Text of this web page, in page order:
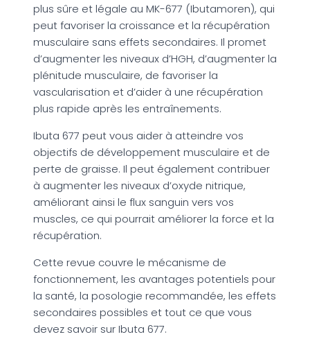
plus sûre et légale au MK-677 (Ibutamoren), qui
peut favoriser la croissance et la récupération
musculaire sans effets secondaires. Il promet
d’augmenter les niveaux d’HGH, d’augmenter la
plénitude musculaire, de favoriser la
vascularisation et d’aider à une récupération
plus rapide après les entraînements.
Ibuta 677 peut vous aider à atteindre vos
objectifs de développement musculaire et de
perte de graisse. Il peut également contribuer
à augmenter les niveaux d’oxyde nitrique,
améliorant ainsi le flux sanguin vers vos
muscles, ce qui pourrait améliorer la force et la
récupération.
Cette revue couvre le mécanisme de
fonctionnement, les avantages potentiels pour
la santé, la posologie recommandée, les effets
secondaires possibles et tout ce que vous
devez savoir sur Ibuta 677.